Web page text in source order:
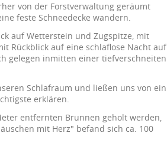
von der Forstverwaltung geräumt
feste Schneedecke wandern.
auf Wetterstein und Zugspitze, mit
Rückblick auf eine schlaflose Nacht auf
gelegen inmitten einer tiefverschneiten
Schlafraum und ließen uns von ein
erklären.
entfernten Brunnen geholt werden,
mit Herz" befand sich ca. 100